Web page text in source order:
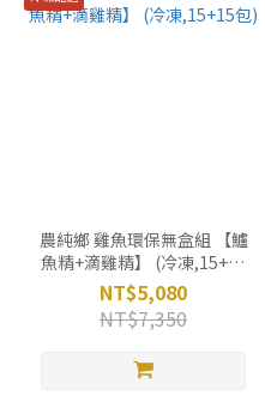
農純鄉 雞魚環保無盒組 【鱸
魚精+滴雞精】 (冷凍,15+15
包)
NT$5,080
NT$7,350